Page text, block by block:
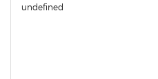
undefined